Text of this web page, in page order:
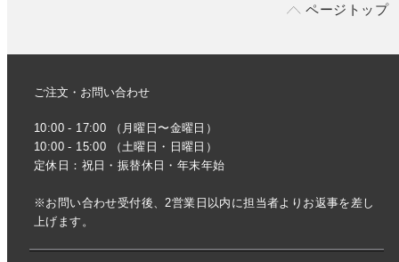
ページトップ
ご注文・お問い合わせ
10:00 - 17:00 （月曜日〜金曜日）
10:00 - 15:00 （土曜日・日曜日）
定休日：祝日・振替休日・年末年始
※お問い合わせ受付後、2営業日以内に担当者よりお返事を差し
上げます。